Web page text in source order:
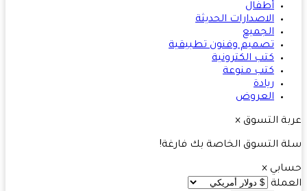
أطفال
الاصدارات الحديثة
الجميع
تصميم وفنون تطبيقية
كتب الكترونية
كتب منوعة
ريادة
العروض
التسوق ×
التسوق الخاصة بك فارغة!
×